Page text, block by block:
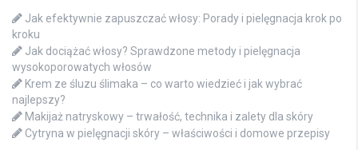
Jak efektywnie zapuszczać włosy: Porady i pielęgnacja krok po
kroku
Jak dociążać włosy? Sprawdzone metody i pielęgnacja
wysokoporowatych włosów
Krem ze śluzu ślimaka – co warto wiedzieć i jak wybrać
najlepszy?
Makijaż natryskowy – trwałość, technika i zalety dla skóry
Cytryna w pielęgnacji skóry – właściwości i domowe przepisy